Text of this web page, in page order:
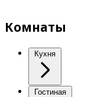
Комнаты
Кухня
Гостиная